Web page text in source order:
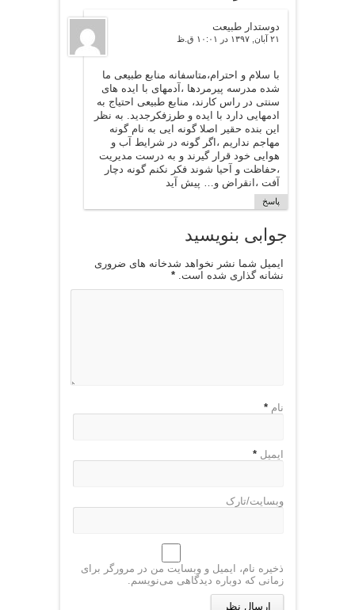
دوستدار طبیعت
۲۱ آبان, ۱۳۹۷ در ۱۰:۰۱ ق.ظ
با سلام و احترام،متاسفانه منابع طبیعی ما
شده مدرسه پیرمردها ،آدمهای با ایده های
سنتی در راس کارند، منابع طبیعی احتیاج به
ادمهایی دارد با ایده و طرزفکرجدید. به نظر
این بنده حقیر اصلا گونه ایی به نام گونه
مهاجم نداریم ،اگر گونه در شرایط آب و
هوایی خود قرار گیرند و به درست مدیریت
،حفاظت و آحیا شوند فکر نکنم گونه دچار
آفت ،انقراض و… پیش آید
پاسخ
جوابی بنویسید
ایمیل شما نشر نخواهد شدخانه های ضروری
نشانه گذاری شده است.*
نام *
ایمیل *
وبسایت/تارک
ذخیره نام، ایمیل و وبسایت من در مرورگر برای
زمانی که دوباره دیدگاهی می‌نویسم.